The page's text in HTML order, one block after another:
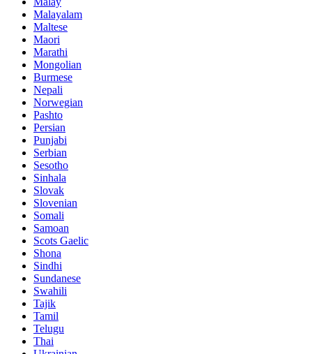
Malayalam
Maltese
Maori
Marathi
Mongolian
Burmese
Nepali
Norwegian
Pashto
Persian
Punjabi
Serbian
Sesotho
Sinhala
Slovak
Slovenian
Somali
Samoan
Scots Gaelic
Shona
Sindhi
Sundanese
Swahili
Tajik
Tamil
Telugu
Thai